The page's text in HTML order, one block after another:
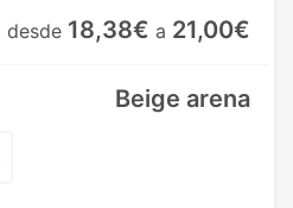
desde 18,38€ a 21,00€
Beige arena